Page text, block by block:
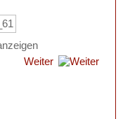
Weiter